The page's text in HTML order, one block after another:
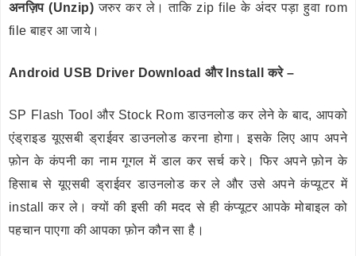
अनज़िप (Unzip)जरुर कर ले। ताकि zip file के अंदर पड़ा हुवा rom
file बाहर आ जाये।
Android USB Driver Download और Install करे –
SP Flash Tool और Stock Rom डाउनलोड कर लेने के बाद, आपको
एंड्राइड यूएसबी ड्राईवर डाउनलोड करना होगा। इसके लिए आप अपने
फ़ोन के कंपनी का नाम गूगल में डाल कर सर्च करे। फिर अपने फ़ोन के
हिसाब से यूएसबी ड्राईवर डाउनलोड कर ले और उसे अपने कंप्यूटर में
install कर ले। क्यों की इसी की मदद से ही कंप्यूटर आपके मोबाइल को
पहचान पाएगा की आपका फ़ोन कौन सा है।